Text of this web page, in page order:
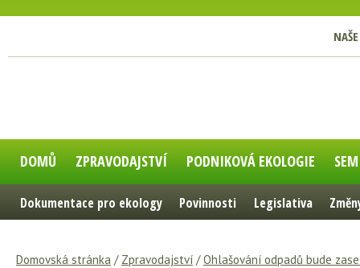
DOMŮ ZPRAVODAJSTVÍ PODNIKOVÁ EKOLOGIE
Dokumentace pro ekology Povinnosti Legislativa
Domovská stránka / Zpravodajství /Ohlašování odpadů bude